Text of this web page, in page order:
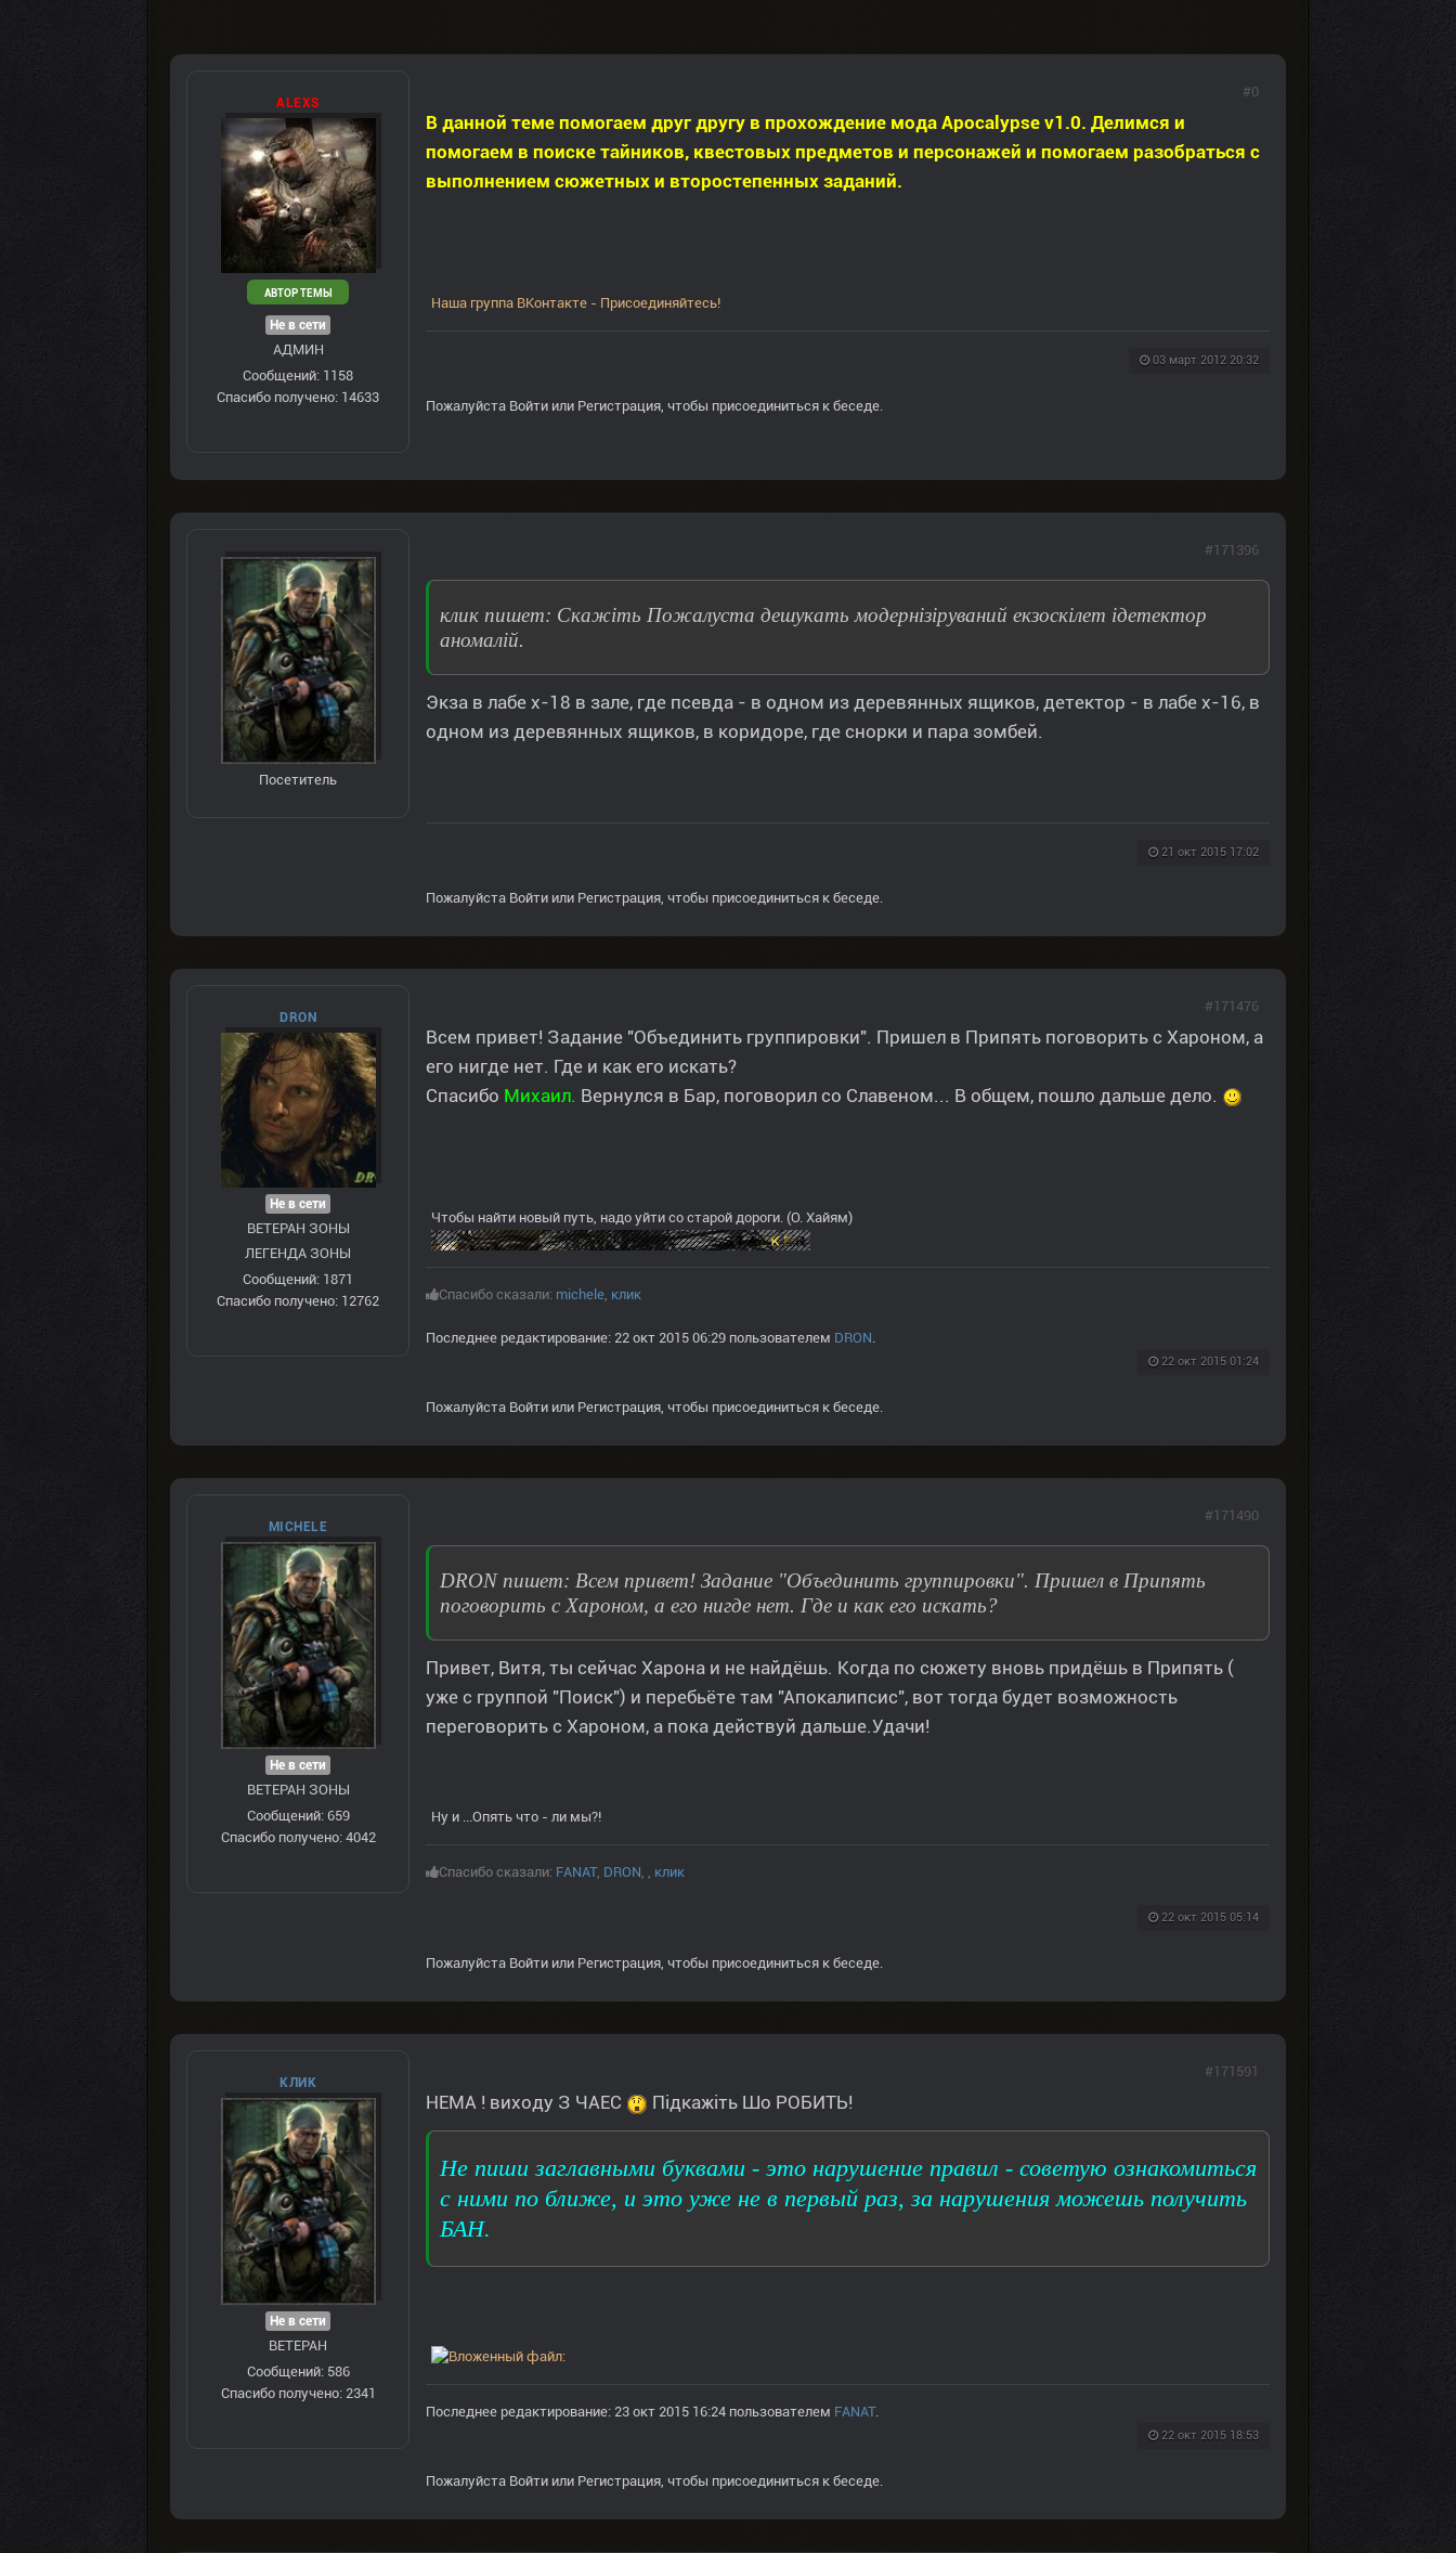
ALEXS
АВТОР ТЕМЫ
Не в сети
АДМИН
Сообщений: 1158
Спасибо получено: 14633
В данной теме помогаем друг другу в прохождение мода Apocalypse v1.0. Делимся и
помогаем в поиске тайников, квестовых предметов и персонажей и помогаем разобраться с
выполнением сюжетных и второстепенных заданий.
Наша группа ВКонтакте - Присоединяйтесь!
03 март 2012 20:32
#0
Пожалуйста Войти или Регистрация, чтобы присоединиться к беседе.
Посетитель
клик пишет: Скажіть Пожалуста дешукать модернізіруваний екзоскілет ідетектор
аномалій.
Экза в лабе х-18 в зале, где псевда - в одном из деревянных ящиков, детектор - в лабе х-16, в
одном из деревянных ящиков, в коридоре, где снорки и пара зомбей.
21 окт 2015 17:02
#171396
Пожалуйста Войти или Регистрация, чтобы присоединиться к беседе.
DRON
Не в сети
ВЕТЕРАН ЗOНЫ
ЛЕГЕНДА ЗОНЫ
Сообщений: 1871
Спасибо получено: 12762
Всем привет! Задание "Объединить группировки". Пришел в Припять поговорить с Хароном, а
его нигде нет. Где и как его искать?
Спасибо Михаил. Вернулся в Бар, поговорил со Славеном... В общем, пошло дальше дело.
Чтобы найти новый путь, надо уйти со старой дороги. (О. Хайям)
Спасибо сказали: michele, клик
Последнее редактирование: 22 окт 2015 06:29 пользователем DRON.
22 окт 2015 01:24
#171476
Пожалуйста Войти или Регистрация, чтобы присоединиться к беседе.
MICHELE
Не в сети
ВЕТЕРАН ЗOНЫ
Сообщений: 659
Спасибо получено: 4042
DRON пишет: Всем привет! Задание "Объединить группировки". Пришел в Припять
поговорить с Хароном, а его нигде нет. Где и как его искать?
Привет, Витя, ты сейчас Харона и не найдёшь. Когда по сюжету вновь придёшь в Припять (
уже с группой "Поиск") и перебьёте там "Апокалипсис", вот тогда будет возможность
переговорить с Хароном, а пока действуй дальше.Удачи!
Ну и ...Опять что - ли мы?!
Спасибо сказали: FANAT, DRON, , клик
22 окт 2015 05:14
#171490
Пожалуйста Войти или Регистрация, чтобы присоединиться к беседе.
КЛИК
Не в сети
ВЕТЕРАН
Сообщений: 586
Спасибо получено: 2341
НЕМА ! виходу З ЧАЕС Підкажіть Шо РОБИТЬ!
Не пиши заглавными буквами - это нарушение правил - советую ознакомиться
с ними по ближе, и это уже не в первый раз, за нарушения можешь получить
БАН.
Последнее редактирование: 23 окт 2015 16:24 пользователем FANAT.
22 окт 2015 18:53
#171591
Пожалуйста Войти или Регистрация , чтобы присоединиться к беседе.